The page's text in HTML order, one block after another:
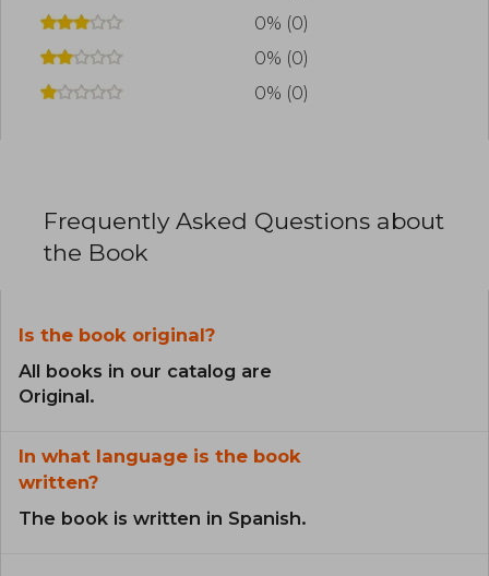
0% (0)
0% (0)
0% (0)
Frequently Asked Questions about
the Book
Is the book original?
All books in our catalog are
Original.
In what language is the book
written?
The book is written in Spanish.